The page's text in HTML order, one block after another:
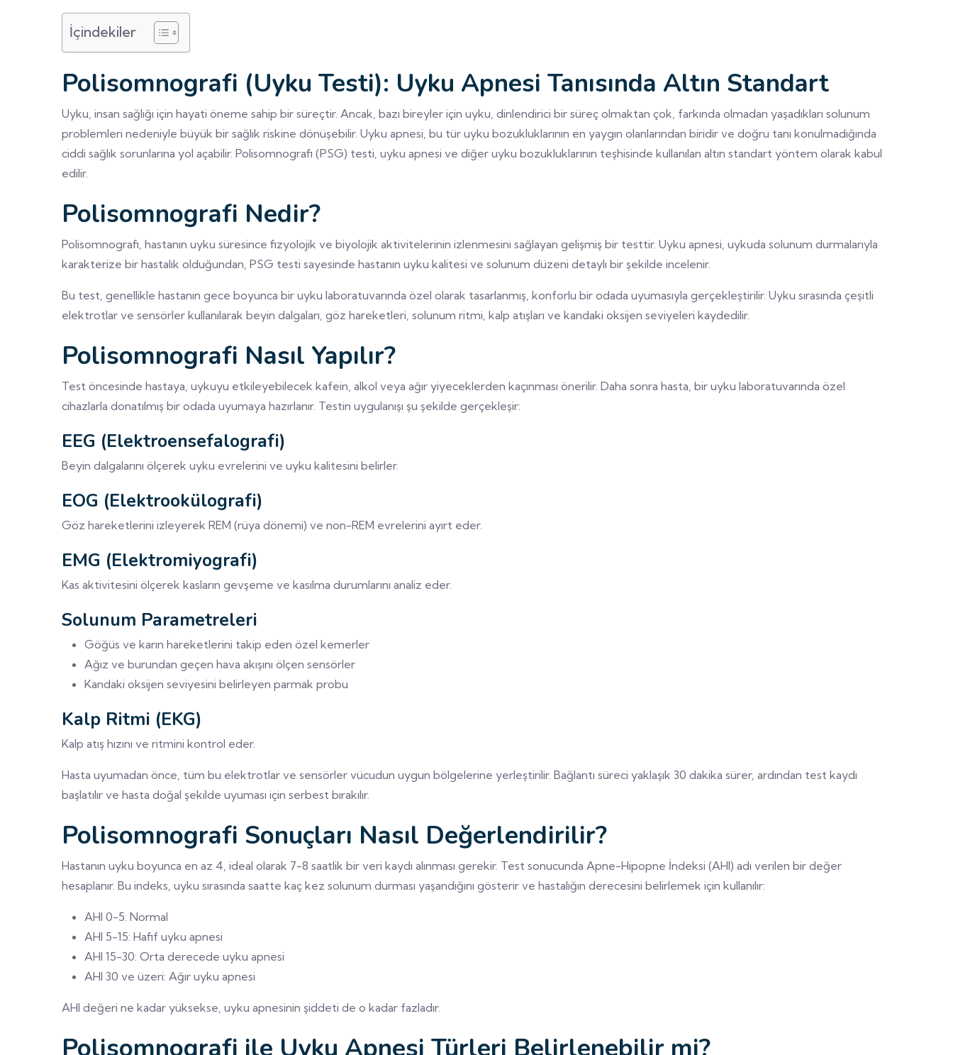
İçindekiler
Polisomnografi (Uyku Testi): Uyku Apnesi Tanısında Altın Standart
Uyku, insan sağlığı için hayati öneme sahip bir süreçtir. Ancak, bazı bireyler için uyku, dinlendirici bir süreç olmaktan çok, farkında olmadan yaşadıkları solunum
problemleri nedeniyle büyük bir sağlık riskine dönüşebilir. Uyku apnesi, bu tür uyku bozukluklarının en yaygın olanlarından biridir ve doğru tanı konulmadığında
ciddi sağlık sorunlarına yol açabilir. Polisomnografi (PSG) testi, uyku apnesi ve diğer uyku bozukluklarının teşhisinde kullanılan altın standart yöntem olarak kabul
edilir.
Polisomnografi Nedir?
Polisomnografi, hastanın uyku süresince fizyolojik ve biyolojik aktivitelerinin izlenmesini sağlayan gelişmiş bir testtir. Uyku apnesi, uykuda solunum durmalarıyla
karakterize bir hastalık olduğundan, PSG testi sayesinde hastanın uyku kalitesi ve solunum düzeni detaylı bir şekilde incelenir.
Bu test, genellikle hastanın gece boyunca bir uyku laboratuvarında özel olarak tasarlanmış, konforlu bir odada uyumasıyla gerçekleştirilir. Uyku sırasında çeşitli
elektrotlar ve sensörler kullanılarak beyin dalgaları, göz hareketleri, solunum ritmi, kalp atışları ve kandaki oksijen seviyeleri kaydedilir.
Polisomnografi Nasıl Yapılır?
Test öncesinde hastaya, uykuyu etkileyebilecek kafein, alkol veya ağır yiyeceklerden kaçınması önerilir. Daha sonra hasta, bir uyku laboratuvarında özel
cihazlarla donatılmış bir odada uyumaya hazırlanır. Testin uygulanışı şu şekilde gerçekleşir:
EEG (Elektroensefalografi)
Beyin dalgalarını ölçerek uyku evrelerini ve uyku kalitesini belirler.
EOG (Elektrookülografi)
Göz hareketlerini izleyerek REM (rüya dönemi) ve non-REM evrelerini ayırt eder.
EMG (Elektromiyografi)
Kas aktivitesini ölçerek kasların gevşeme ve kasılma durumlarını analiz eder.
Solunum Parametreleri
Göğüs ve karın hareketlerini takip eden özel kemerler
Ağız ve burundan geçen hava akışını ölçen sensörler
Kandaki oksijen seviyesini belirleyen parmak probu
Kalp Ritmi (EKG)
Kalp atış hızını ve ritmini kontrol eder.
Hasta uyumadan önce, tüm bu elektrotlar ve sensörler vücudun uygun bölgelerine yerleştirilir. Bağlantı süreci yaklaşık 30 dakika sürer, ardından test kaydı
başlatılır ve hasta doğal şekilde uyuması için serbest bırakılır.
Polisomnografi Sonuçları Nasıl Değerlendirilir?
Hastanın uyku boyunca en az 4, ideal olarak 7-8 saatlik bir veri kaydı alınması gerekir. Test sonucunda Apne-Hipopne İndeksi (AHI) adı verilen bir değer
hesaplanır. Bu indeks, uyku sırasında saatte kaç kez solunum durması yaşandığını gösterir ve hastalığın derecesini belirlemek için kullanılır:
AHI 0-5: Normal
AHI 5-15: Hafif uyku apnesi
AHI 15-30: Orta derecede uyku apnesi
AHI 30 ve üzeri: Ağır uyku apnesi
AHI değeri ne kadar yüksekse, uyku apnesinin şiddeti de o kadar fazladır.
Polisomnografi ile Uyku Apnesi Türleri Belirlenebilir mi?